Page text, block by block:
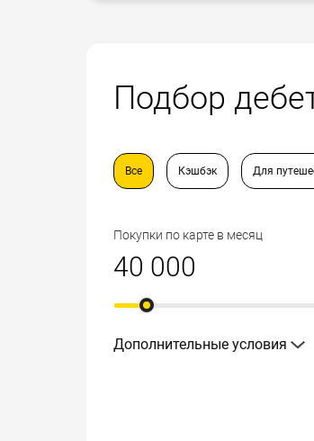
Подбор
Все Кэшбэк Для
Покупки по карте в месяц
Дополнительные условия